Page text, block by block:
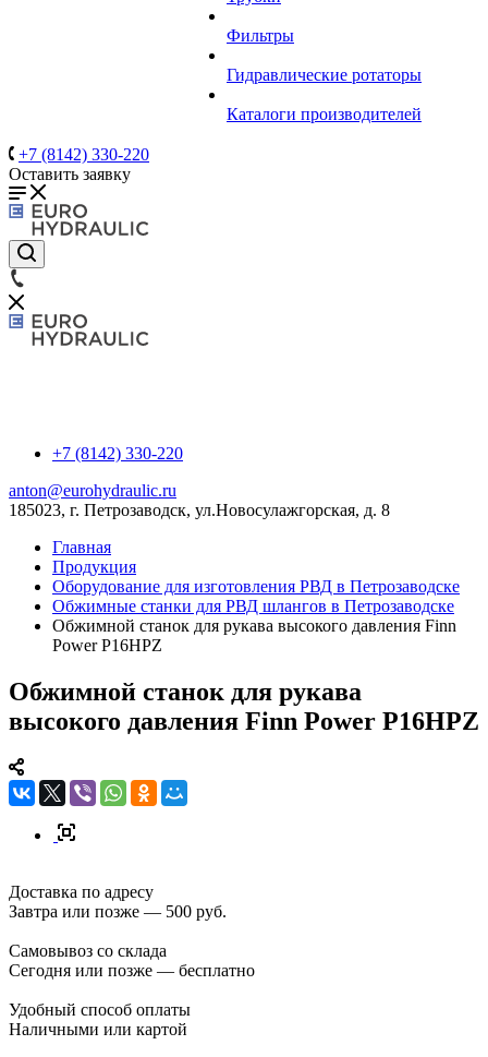
Фильтры
Гидравлические ротаторы
Каталоги производителей
+7 (8142) 330-220
Оставить заявку
+7 (8142) 330-220
anton@eurohydraulic.ru
185023, г. Петрозаводск, ул.Новосулажгорская, д. 8
Главная
Продукция
Оборудование для изготовления РВД в Петрозаводске
Обжимные станки для РВД шлангов в Петрозаводске
Обжимной станок для рукава высокого давления Finn
Power P16HPZ
Обжимной станок для рукава
высокого давления Finn Power P16HPZ
Доставка по адресу
Завтра или позже — 500 руб.
Самовывоз со склада
Сегодня или позже — бесплатно
Удобный способ оплаты
Наличными или картой